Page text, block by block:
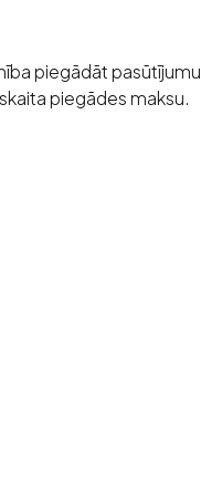
piegādāt pasūtījumu
piegādes maksu.